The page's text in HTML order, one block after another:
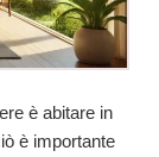
è abitare in
è importante